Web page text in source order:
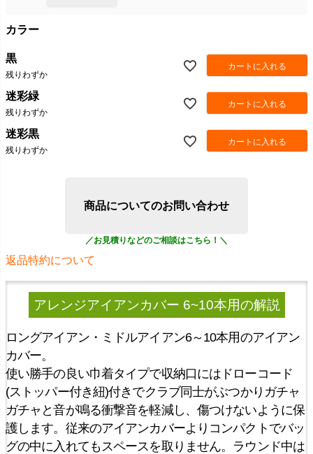
カラー
黒
残りわずか
カートに入れる
迷彩緑
残りわずか
カートに入れる
迷彩黒
残りわずか
カートに入れる
商品についてのお問い合わせ
返品特約について
アレンジアイアンカバー 6~10本用の解説
ロングアイアン・ミドルアイアン6～10本用のアイアン
カバー。
使い勝手の良い巾着タイプで収納口にはドローコード
(ストッパー付き紐)付きでクラブ同士がぶつかりガチャ
ガチャと音が鳴る衝撃音を軽減し、傷つけないように保
護します。従来のアイアンカバーよりコンパクトでバッ
グの中に入れてもスペースを取りません。ラウンド中は